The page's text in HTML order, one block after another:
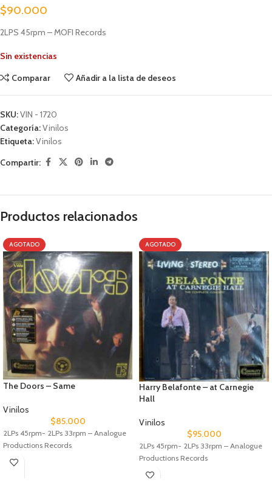
$90.000
2LPS 45rpm – MOFI Records
Sin existencias
Comparar
Añadir a la lista de deseos
SKU:VIN - 1720
Categoría:Vinilos
Etiqueta:Vinilos
Compartir:
Productos relacionados
AGOTADO
The Doors – Same
Vinilos
$85.000
2LPs 45rpm- 2LPs 33rpm – Analogue
Productions Records
AGOTADO
Harry Belafonte – at Carnegie
Hall
Vinilos
$95.000
2LPs 45rpm- 2LPs 33rpm – Analogue
Productions Records